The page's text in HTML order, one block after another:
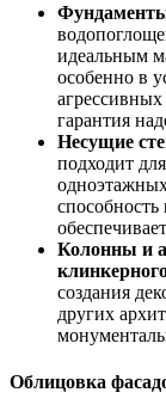
идеальным
особенно в
агрессивных
гарантия
Несущие
подходит
Колонны и
создания
других
Облицовка